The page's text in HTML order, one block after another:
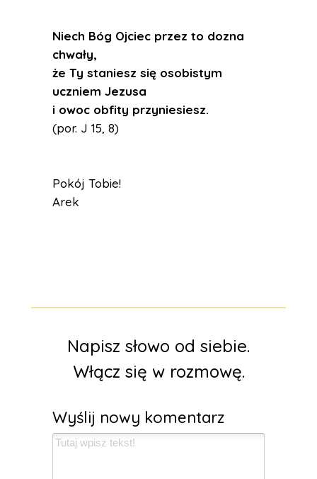
Niech Bóg Ojciec przez to dozna
chwały,
że Ty staniesz się osobistym
uczniem Jezusa
i owoc obfity przyniesiesz.
(por. J 15, 8)
Pokój Tobie!
Arek
Napisz słowo od siebie.
Włącz się w rozmowę.
Wyślij nowy komentarz